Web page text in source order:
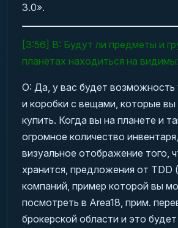
3.0».
[3:56] В: Будут ли предметы и
планетах находиться на
О: Да, у вас будет возможность
и коробки с вещами, которые
купить. Когда вы на планете и
огромное количество
визуальное отображение того,
хранится, предложения от TDD
компаний, пример которой вы
посмотреть в Area18, прим.
брокерской области и это